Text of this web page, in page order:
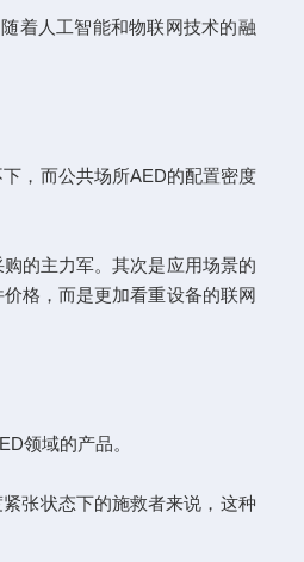
着人工智能和物联网技术的融
，而公共场所AED的配置密度
的主力军。其次是应用场景的
格，而是更加看重设备的联网
领域的产品。
张状态下的施救者来说，这种